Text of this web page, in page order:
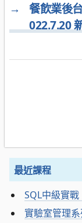
→
餐飲業後
022.7.20
最近課程
SQL中級實
實驗室管理